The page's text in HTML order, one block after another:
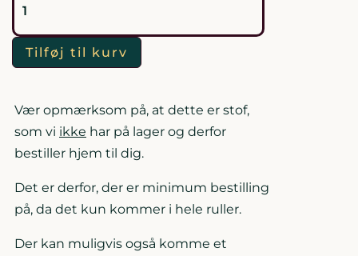
Silks
Viscose/Silk
Duchess
Tilføj til kurv
Vær opmærksom på, at dette er stof,
som vi ikke har på lager og derfor
bestiller hjem til dig.
Det er derfor, der er minimum bestilling
på, da det kun kommer i hele ruller.
Der kan muligvis også komme et